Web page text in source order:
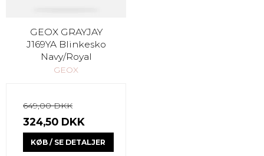
GEOX GRAYJAY
J169YA Blinkesko
Navy/Royal
GEOX
649,00 DKK
324,50 DKK
KØB / SE DETALJER